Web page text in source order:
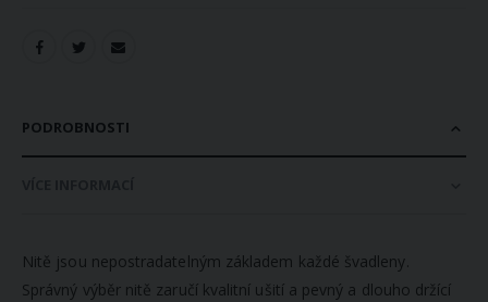
PODROBNOSTI
Nitě jsou nepostradatelným základem každé švadleny.
Správný výběr nitě zaručí kvalitní ušití a pevný a dlouho držící